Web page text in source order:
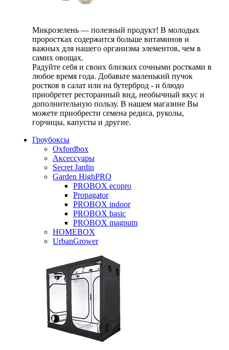
Микрозелень — полезный продукт! В молодых
проростках содержится больше витаминов и
важных для нашего организма элементов, чем в
самих овощах.
Радуйте себя и своих близких сочными ростками в
любое время года. Добавьте маленький пучок
ростков в салат или на бутерброд - и блюдо
приобретет ресторанный вид, необычный вкус и
дополнительную пользу. В нашем магазине Вы
можете приобрести семена редиса, руколы,
горчицы, капусты и другие.
Гроубоксы
Oxfordbox
Аксессуары
Secret Jardin
Garden HighPRO
PROBOX ecopro
Propagator
PROBOX indoor
PROBOX basic
PROBOX magnum
HOMEBOX
UrbanGrower